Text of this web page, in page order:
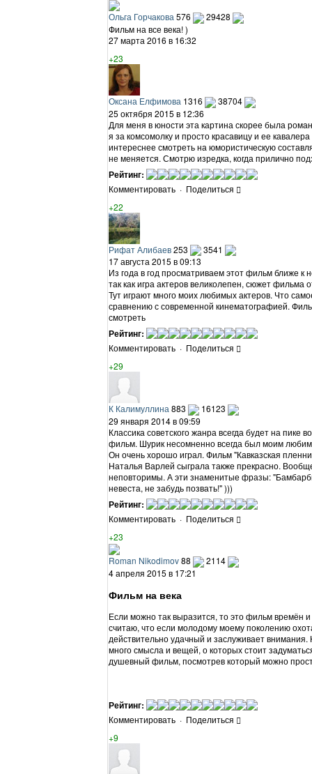
Ольга Горчакова 576
29428
Фильм на все века! )
27 марта 2016 в 16:32
+23
Оксана Елфимова 1316
38704
25 октября 2015 в 12:36
Для меня в юности эта картина скорее была
я за комсомолку и просто красавицу и ее
интереснее смотреть на юмористическую
не меняется. Смотрю изредка, когда прилично
Рейтинг:
Комментировать · Поделиться
+22
Рифат Алибаев253
3541
17 августа 2015 в 09:13
Из года в год просматриваем этот фильм ближе к
так как игра актеров великолепен, сюжет
Тут играют много моих любимых актеров. Что
сравнению с современной кинематографией.
смотреть
Рейтинг:
Комментировать · Поделиться
+29
К Калимуллина 883
16123
29 января 2014 в 09:59
Классика советского жанра всегда будет на пике
фильм. Шурик несомненно всегда был моим
Он очень хорошо играл. Фильм "Кавказская
Наталья Варлей сыграла также прекрасно.
неповторимы. А эти знаменитые фразы:
невеста, не забудь позвать!" )))
Рейтинг:
Комментировать · Поделиться
+23
Roman Nikodimov88
2114
4 апреля 2015 в 17:21
Фильм на века
Если можно так выразится, то это фильм времён
считаю, что если молодому моему поколению
действительно удачный и заслуживает
много смысла и вещей, о которых стоит
душевный фильм, посмотрев который можно
Рейтинг:
Комментировать · Поделиться
+9